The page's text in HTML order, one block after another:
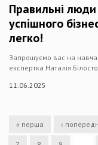
Правильні
успішного
легко!
Запрошуємо вас на
експертка Наталія
11.06.2025
« перша ‹